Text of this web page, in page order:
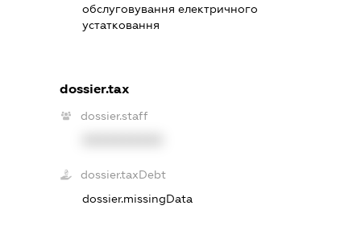
обслуговування електричного
устатковання
dossier.tax
dossier.staff
dossier.taxDebt
dossier.missingData